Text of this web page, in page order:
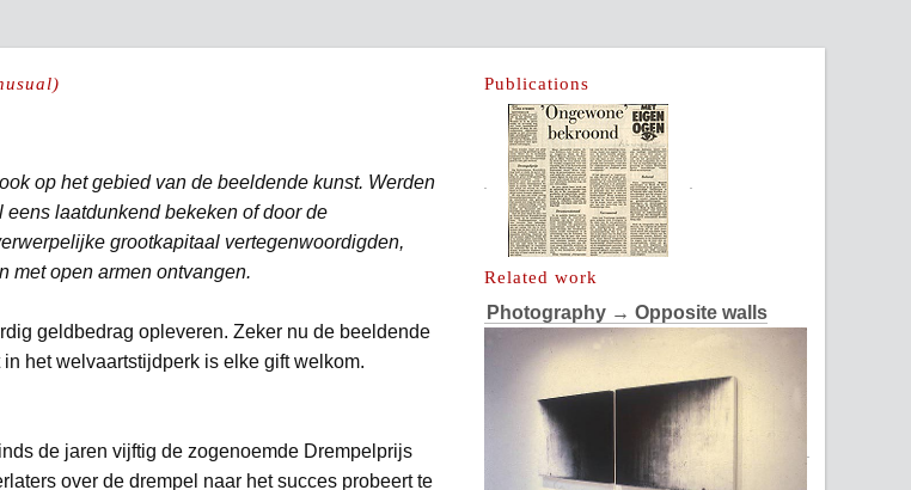
op het gebied van de beeldende kunst. Werden
laatdunkend bekeken of door de
grootkapitaal vertegenwoordigden,
met open armen ontvangen.
geldbedrag opleveren. Zeker nu de beeldende
het welvaartstijdperk is elke gift welkom.
de jaren vijftig de zogenoemde Drempelprijs
over de drempel naar het succes probeert te
Publications
Related work
Photography → Opposite walls